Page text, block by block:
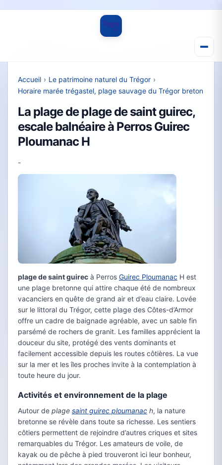
Accueil › Le patrimoine naturel du Trégor ›
Horaire marée trégastel, plage sauvage du Trégor breton
La plage de plage de saint guirec,
escale balnéaire à Perros Guirec
Ploumanac H
-
plage de saint guirec à Perros Guirec Ploumanac H est
une plage bretonne qui attire chaque été de nombreux
vacanciers en quête de grand air et d’eau claire. Lovée
sur le littoral du Trégor, cette plage des Côtes-d’Armor
offre un cadre de baignade agréable, avec un sable fin
parsémé de rochers de granit. Les familles apprécient la
douceur du site, protégé des vents dominants et
facilement accessible depuis les routes côtières. La vue
sur la mer et les îles proches invite à la contemplation à
toute heure du jour.
Activités et environnement de la plage
Autour de plage saint guirec ploumanac h, la nature
bretonne se révèle dans toute sa richesse. Les sentiers
côtiers permettent de rejoindre d’autres criques et sites
remarquables du Trégor. Les amateurs de voile, de
kayak ou de pêche à pied trouveront ici leur bonheur,